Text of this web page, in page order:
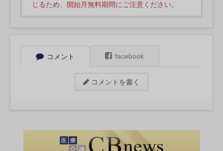
じるため、開始月無料期間にご注意ください。
コメント facebook
コメントを書く